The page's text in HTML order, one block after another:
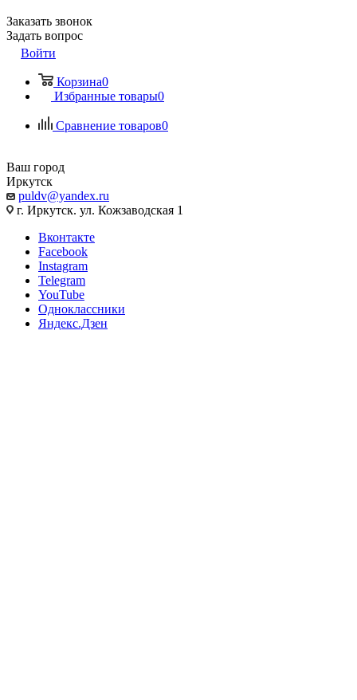
Заказать звонок
Задать вопрос
Войти
Корзина0
Избранные товары0
Сравнение товаров0
Ваш город
Иркутск
puldv@yandex.ru
г. Иркутск. ул. Кожзаводская 1
Вконтакте
Facebook
Instagram
Telegram
YouTube
Одноклассники
Яндекс.Дзен